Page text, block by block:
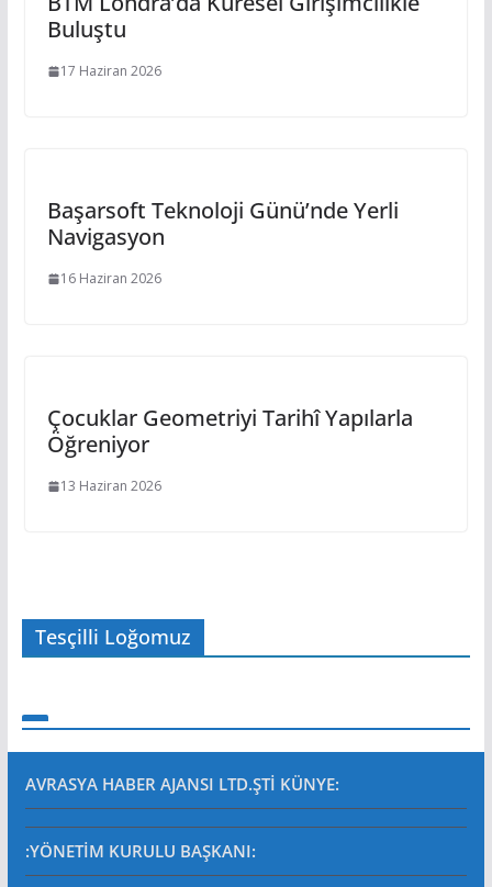
Buluştu
17 Haziran 2026
Başarsoft Teknoloji Günü’nde Yerli
Navigasyon
16 Haziran 2026
Çocuklar Geometriyi Tarihî Yapılarla
Öğreniyor
13 Haziran 2026
Tesçilli Loğomuz
AVRASYA HABER AJANSI LTD.ŞTİ KÜNYE:
:YÖNETİM KURULU BAŞKANI: